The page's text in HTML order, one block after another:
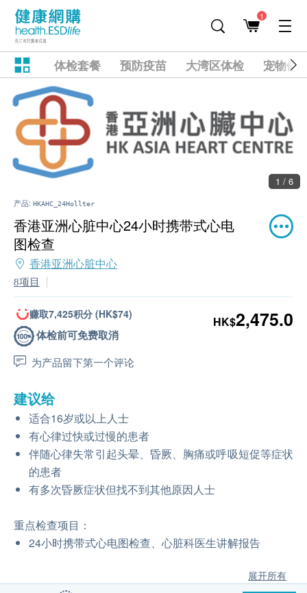
1
体检套餐 预防疫苗 大湾区体检 宠物健
1 / 6
产品: HKAHC_24Hollter
香港亚洲心脏中心24小时携带式心电
图检查
香港亚洲心脏中心
8项目
赚取7,425积分 (HK$74)
体检前可免费取消
为产品留下第一个评论
HK$2,475.0
建议给
适合16岁或以上人士
有心律过快或过慢的患者
伴随心律失常引起头晕、昏厥、胸痛或呼吸短促等症状
的患者
有多次昏厥症状但找不到其他原因人士
重点检查项目：
24小时携带式心电图检查、心脏科医生讲解报告
展开所有